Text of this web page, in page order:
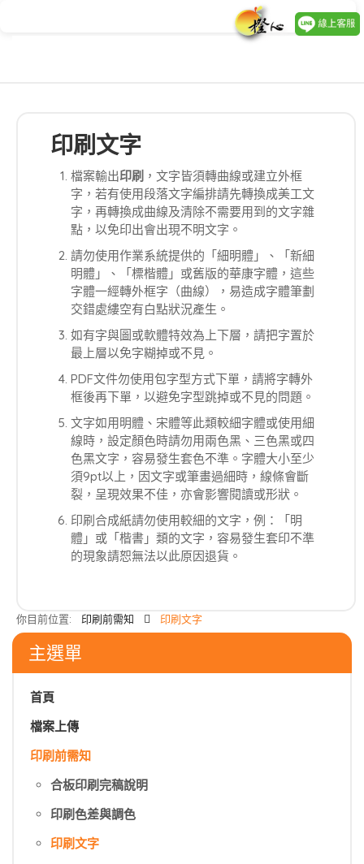
印刷文字
檔案輸出印刷 ，文字皆須轉曲線或建立外框
字，若有使用段落文字編排請先轉換成美工文
字，再轉換成曲線及清除不需要用到的文字雜
點，以免印出會出現不明文字。
請勿使用作業系統提供的「細明體」、「新細
明體」、「標楷體」或舊版的華康字體，這些
字體一經轉外框字（曲線），易造成字體筆劃
交錯處縷空有白點狀況產生。
如有字與圖或軟體特效為上下層，請把字置於
最上層以免字糊掉或不見。
PDF文件勿使用包字型方式下單，請將字轉外
框後再下單，以避免字型跳掉或不見的問題。
文字如用明體、宋體等此類較細字體或使用細
線時，設定顏色時請勿用兩色黑、三色黑或四
色黑文字，容易發生套色不準。字體大小至少
須9pt以上，因文字或筆畫過細時，線條會斷
裂，呈現效果不佳，亦會影響閱讀或形狀。
印刷合成紙請勿使用較細的文字，例：「明
體」或「楷書」類的文字，容易發生套印不準
的現象請恕無法以此原因退貨。
你目前位置: 印刷前需知 印刷文字
主選單
首頁
檔案上傳
印刷前需知
合板印刷完稿說明
印刷色差與調色
印刷文字